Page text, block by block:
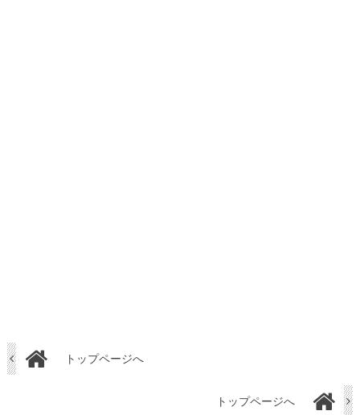
トップページへ
トップページへ